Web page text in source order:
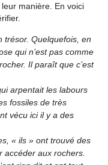
manière. En voici
trésor. Quelquefois, en
qui n’est pas comme
Il paraît que c’est
arpentait les labours
fossiles de très
vécu ici il y a des
« ils » ont trouvé des
accéder aux rochers.